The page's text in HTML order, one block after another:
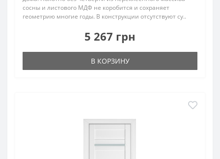
сосны и листового МДФ не коробится и сохраняет
геометрию многие годы. В конструкции отсутствуют су..
5 267 грн
В КОРЗИНУ